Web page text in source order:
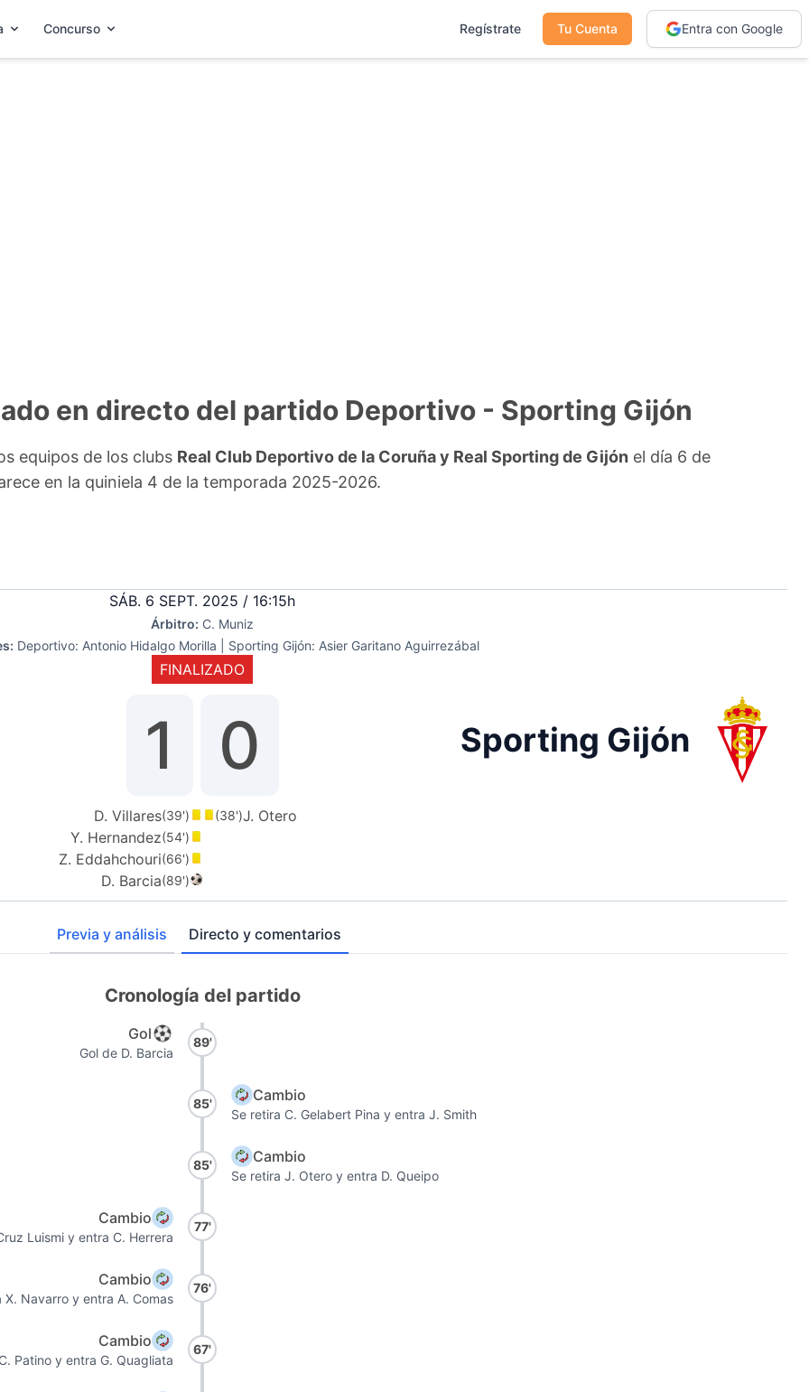
Concurso Regístrate Tu Cuenta Entra con Google
en directo del partido Deportivo - Sporting Gijón
equipos de los clubs Real Club Deportivo de la Coruña y Real Sporting de Gijón el día 6 de
en la quiniela 4 de la temporada 2025-2026.
SÁB. 6 SEPT. 2025 / 16:15h
Árbitro: C. Muniz
Deportivo: Antonio Hidalgo Morilla | Sporting Gijón: Asier Garitano Aguirrezábal
FINALIZADO
1 0 Sporting Gijón
D. Villares(39')
Y. Hernandez(54')
Z. Eddahchouri(66')
D. Barcia(89')
(38')J. Otero
Previa y análisis Directo y comentarios
Cronología del partido
Gol
Gol de D. Barcia
89'
85' Cambio
Se retira C. Gelabert Pina y entra J. Smith
85' Cambio
Se retira J. Otero y entra D. Queipo
Cambio
Luismi y entra C. Herrera
77'
Cambio
X. Navarro y entra A. Comas
76'
Cambio
Patino y entra G. Quagliata
67'